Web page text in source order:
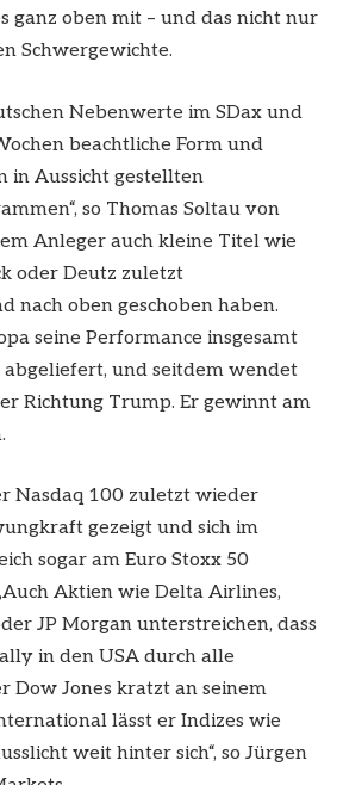
ganz oben mit – und das nicht nur
Schwergewichte.
Nebenwerte im SDax und
beachtliche Form und
in Aussicht gestellten
so Thomas Soltau von
Anleger auch kleine Titel wie
oder Deutz zuletzt
nach oben geschoben haben.
seine Performance insgesamt
abgeliefert, und seitdem wendet
Richtung Trump. Er gewinnt am
Nasdaq 100 zuletzt wieder
gezeigt und sich im
sogar am Euro Stoxx 50
Aktien wie Delta Airlines,
JP Morgan unterstreichen, dass
in den USA durch alle
Dow Jones kratzt an seinem
lässt er Indizes wie
weit hinter sich“, so Jürgen